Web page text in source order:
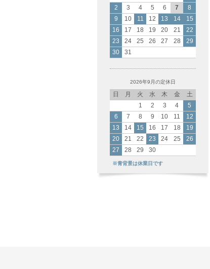
2
3 4 5 6 7
8
9
10 11 12 13 14
15
16
17 18 19 20 21
22
23
24 25 26 27 28
29
30
31
2026年9月の定休日
日 月 火 水 木 金
土
1
2 3 4
5
6
7 8 9 10 11
12
13
14 15 16 17 18
19
20
21 22 23 24 25
26
27
28 29 30
※青背景は休業日です